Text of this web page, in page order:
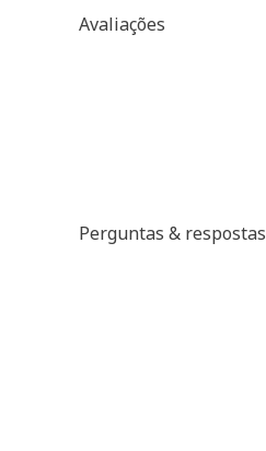
Avaliações
Perguntas & respostas